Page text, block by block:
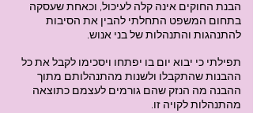
הבנת החוקים אינה קלה לעיכול, וכאחת שעסקה
בתחום המשפט התחלתי להבין את הסיבות
להתנהגות והתנהלות של בני אנוש.
תפילתי כי יבוא יום בו יפתחו ויסכימו לקבל את כל
ההבנות שהתקבלו ולשנות מהתנהלותם מתוך
ההבנה מה הנזק שהם גורמים לעצמם כתוצאה
מהתנהלות לקויה זו.